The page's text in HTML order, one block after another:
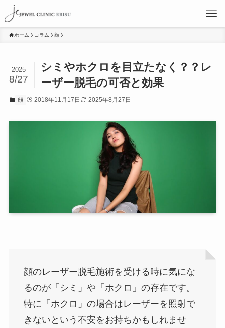
ホーム コラム 顔
シミやホクロを目立たなく？？レ
ーザー脱毛の可否と効果
2025
8/27
顔 2018年11月17日 2025年8月27日
顔のレーザー脱毛施術を受ける時に気にな
るのが「シミ」や「ホクロ」の存在です。
特に「ホクロ」の場合はレーザーを照射で
きないという不安をお持ちかもしれませ